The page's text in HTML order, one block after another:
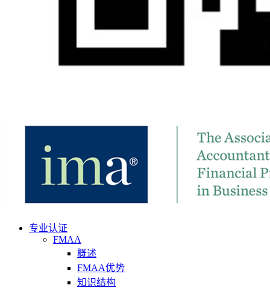
专业认证
FMAA
概述
FMAA优势
知识结构